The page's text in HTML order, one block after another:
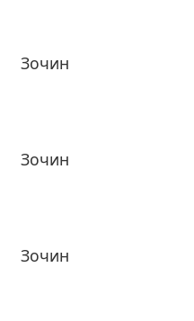
Зочин
Зочин
Зочин